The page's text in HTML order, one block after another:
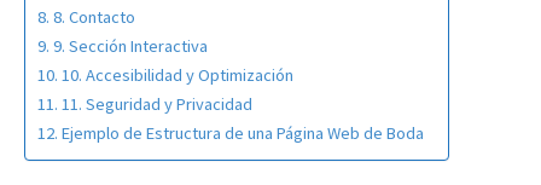
8. Contacto
9. Sección Interactiva
10. Accesibilidad y Optimización
11. Seguridad y Privacidad
Ejemplo de Estructura de una Página Web de Boda